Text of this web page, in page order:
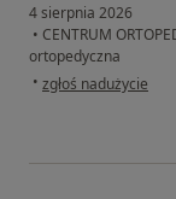
4 sierpnia 2026
• CENTRUM
ortopedyczna
• w opinii
zgłoś nadużycie